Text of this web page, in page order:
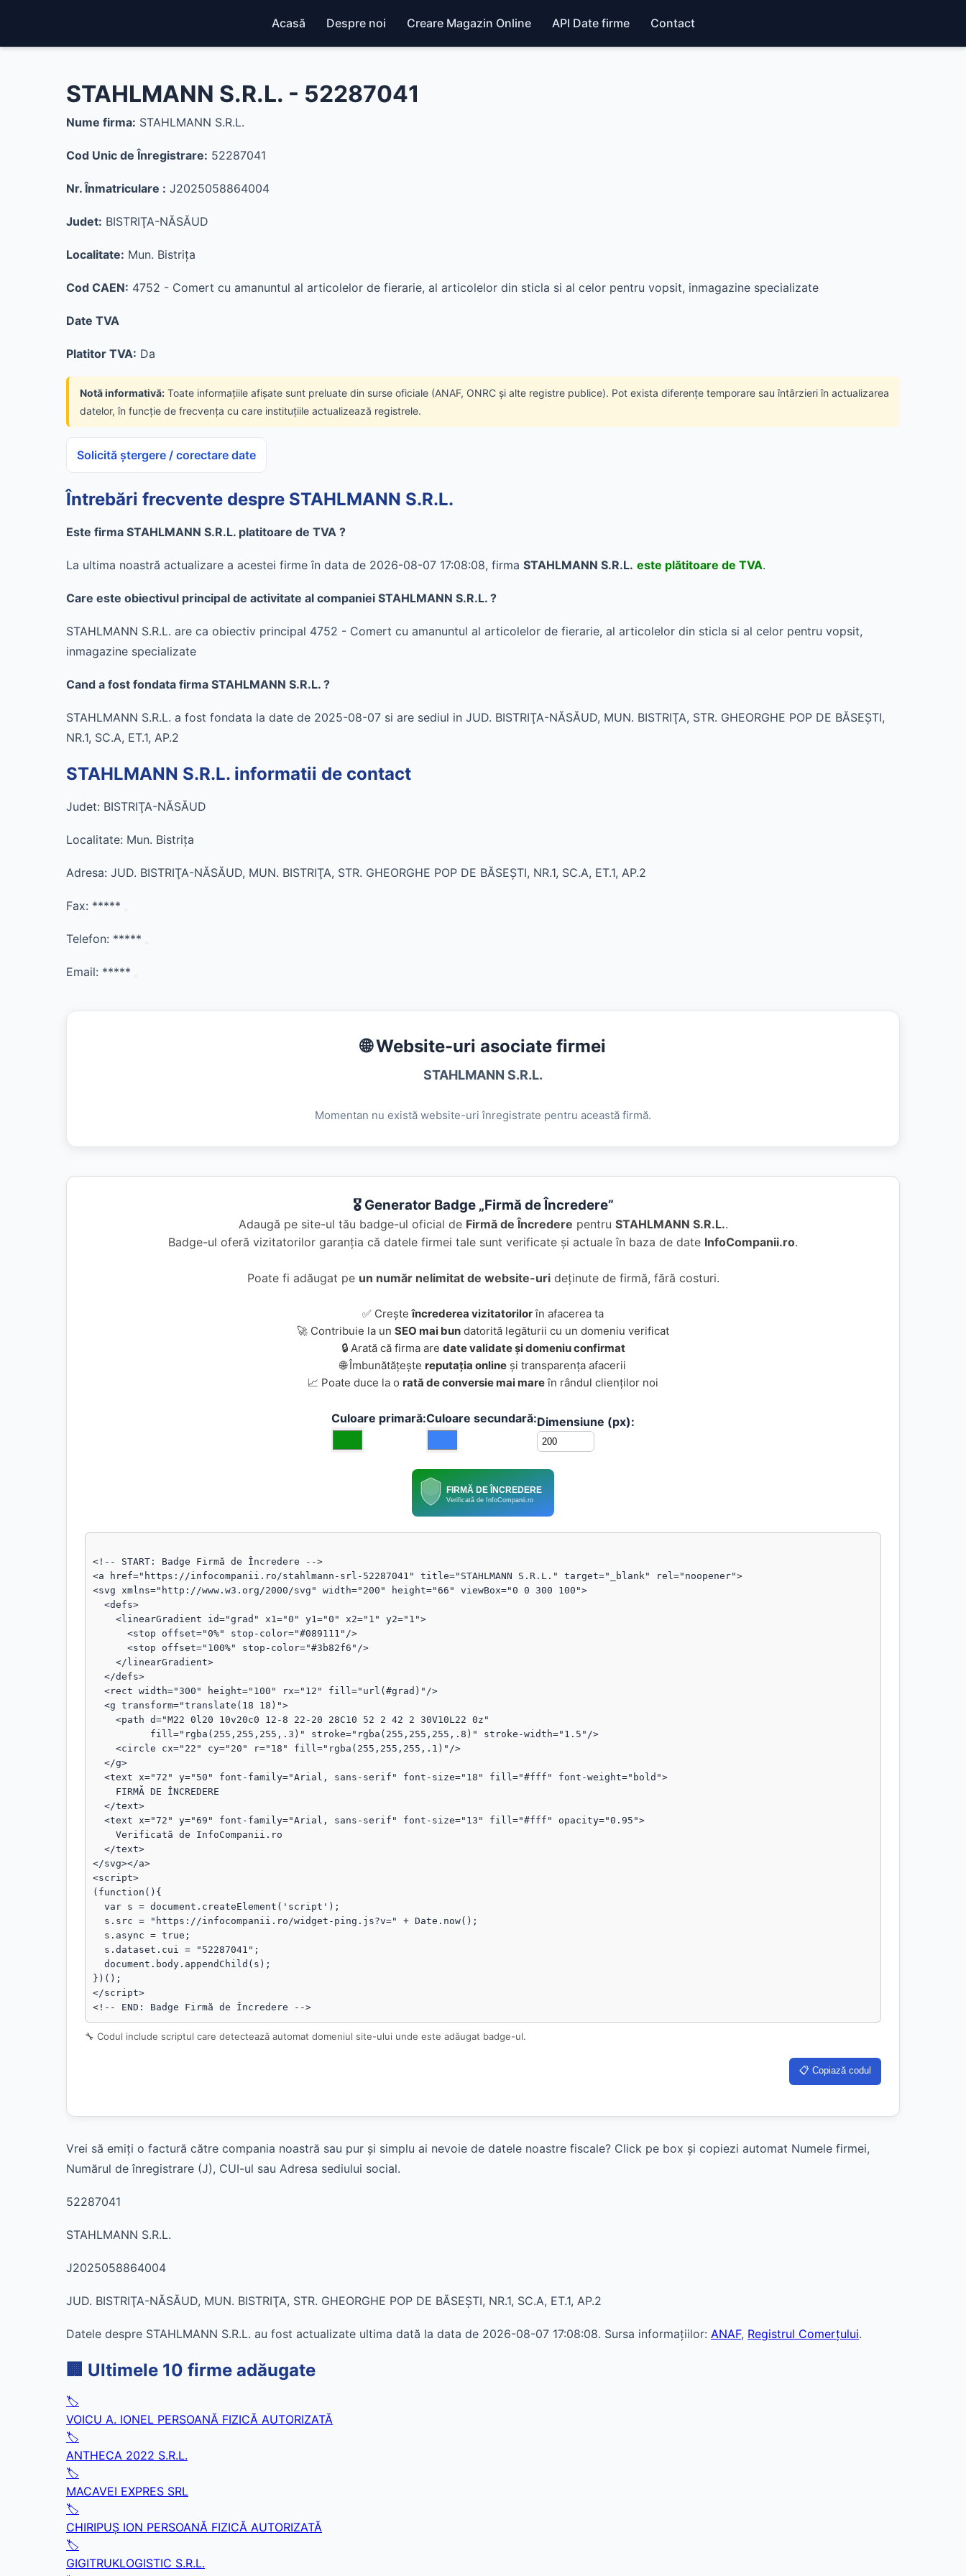
Acasă Despre noi Creare Magazin Online API Date firme Contact
STAHLMANN S.R.L. - 52287041
Nume firma: STAHLMANN S.R.L.
Cod Unic de Înregistrare: 52287041
Nr. Înmatriculare : J2025058864004
Judet: BISTRIŢA-NĂSĂUD
Localitate: Mun. Bistriţa
Cod CAEN: 4752 - Comert cu amanuntul al articolelor de fierarie, al articolelor din sticla si al celor pentru vopsit, inmagazine specializate
Date TVA
Platitor TVA: Da
Notă informativă: Toate informațiile afișate sunt preluate din surse oficiale (ANAF, ONRC și alte registre publice). Pot exista diferențe temporare sau întârzieri în actualizarea
datelor, în funcție de frecvența cu care instituțiile actualizează registrele.
Solicită ștergere / corectare date
Întrebări frecvente despre STAHLMANN S.R.L.
Este firma STAHLMANN S.R.L. platitoare de TVA ?
La ultima noastră actualizare a acestei firme în data de 2026-08-07 17:08:08, firma STAHLMANN S.R.L. este plătitoare de TVA.
Care este obiectivul principal de activitate al companiei STAHLMANN S.R.L. ?
STAHLMANN S.R.L. are ca obiectiv principal 4752 - Comert cu amanuntul al articolelor de fierarie, al articolelor din sticla si al celor pentru vopsit,
inmagazine specializate
Cand a fost fondata firma STAHLMANN S.R.L. ?
STAHLMANN S.R.L. a fost fondata la date de 2025-08-07 si are sediul in JUD. BISTRIŢA-NĂSĂUD, MUN. BISTRIŢA, STR. GHEORGHE POP DE BĂSEŞTI,
NR.1, SC.A, ET.1, AP.2
STAHLMANN S.R.L. informatii de contact
Judet: BISTRIŢA-NĂSĂUD
Localitate: Mun. Bistriţa
Adresa: JUD. BISTRIŢA-NĂSĂUD, MUN. BISTRIŢA, STR. GHEORGHE POP DE BĂSEŞTI, NR.1, SC.A, ET.1, AP.2
Fax: *****
Telefon: *****
Email: *****
🌐 Website-uri asociate firmei
STAHLMANN S.R.L.
Momentan nu există website-uri înregistrate pentru această firmă.
🎖️ Generator Badge „Firmă de Încredere”
Adaugă pe site-ul tău badge-ul oficial de Firmă de Încredere pentru STAHLMANN S.R.L..
Badge-ul oferă vizitatorilor garanția că datele firmei tale sunt verificate și actuale în baza de date InfoCompanii.ro.
Poate fi adăugat pe un număr nelimitat de website-urideținute de firmă, fără costuri.
✅ Creșteîncrederea vizitatorilorîn afacerea ta
🚀 Contribuie la un SEO mai bun datorită legăturii cu un domeniu verificat
🔒 Arată că firma are date validate și domeniu confirmat
🌐 Îmbunătățește reputația online și transparența afacerii
📈 Poate duce la o rată de conversie mai mareîn rândul clienților noi
Culoare primară:Culoare secundară:Dimensiune (px):
FIRMĂ DE ÎNCREDERE
Verificată de InfoCompanii.ro
<!-- START: Badge Firmă de Încredere -->
<a href="https://infocompanii.ro/stahlmann-srl-52287041" title="STAHLMANN S.R.L." target="_blank" rel="noopener">
<svg xmlns="http://www.w3.org/2000/svg" width="200" height="66" viewBox="0 0 300 100">
</svg></a>
<script>
(function(){
})();
</script>
<!-- END: Badge Firmă de Încredere -->
🔧 Codul include scriptul care detectează automat domeniul site-ului unde este adăugat badge-ul.
📋 Copiază codul
Vrei să emiți o factură către compania noastră sau pur și simplu ai nevoie de datele noastre fiscale? Click pe box și copiezi automat Numele firmei,
Numărul de înregistrare (J), CUI-ul sau Adresa sediului social.
52287041
STAHLMANN S.R.L.
J2025058864004
JUD. BISTRIŢA-NĂSĂUD, MUN. BISTRIŢA, STR. GHEORGHE POP DE BĂSEŞTI, NR.1, SC.A, ET.1, AP.2
Datele despre STAHLMANN S.R.L. au fost actualizate ultima dată la data de 2026-08-07 17:08:08. Sursa informațiilor: ANAF, Registrul Comerțului.
🏢 Ultimele 10 firme adăugate
🏷️
VOICU A. IONEL PERSOANĂ FIZICĂ AUTORIZATĂ
🏷️
ANTHECA 2022 S.R.L.
🏷️
MACAVEI EXPRES SRL
🏷️
CHIRIPUŞ ION PERSOANĂ FIZICĂ AUTORIZATĂ
🏷️
GIGITRUKLOGISTIC S.R.L.